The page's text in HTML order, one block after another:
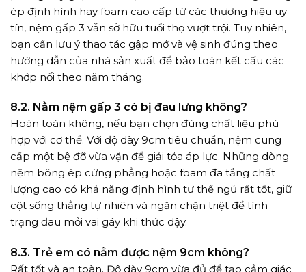
ép định hình hay foam cao cấp từ các thương hiệu uy
tín, nệm gấp 3 vẫn sở hữu tuổi thọ vượt trội. Tuy nhiên,
bạn cần lưu ý thao tác gập mở và vệ sinh đúng theo
hướng dẫn của nhà sản xuất để bảo toàn kết cấu các
khớp nối theo năm tháng.
8.2. Nằm nệm gấp 3 có bị đau lưng không?
Hoàn toàn không, nếu bạn chọn đúng chất liệu phù
hợp với cơ thể. Với độ dày 9cm tiêu chuẩn, nệm cung
cấp một bệ đỡ vừa vặn để giải tỏa áp lực. Những dòng
nệm bông ép cứng phẳng hoặc foam đa tầng chất
lượng cao có khả năng định hình tư thế ngủ rất tốt, giữ
cột sống thẳng tự nhiên và ngăn chặn triệt để tình
trạng đau mỏi vai gáy khi thức dậy.
8.3. Trẻ em có nằm được nệm 9cm không?
Rất tốt và an toàn. Độ dày 9cm vừa đủ để tạo cảm giác